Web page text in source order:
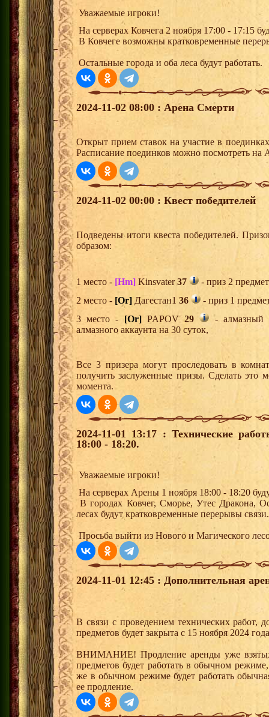
Уважаемые игроки!
На серверах Ковчега 2 ноября 17:00 - 17:15
В Ковчеге возможны кратковременные
Остальные города и оба леса будут работать.
2024-11-02 08:00 : Арена Смерти
Открыт прием ставок на участие в
Расписание поединков можно посмотреть на
2024-11-02 00:00 : Квест победителей
Подведены итоги квеста победителей.
образом:
1 место - [Hm] Kinsvater37
- приз 2
2 место - [Or] Дагестан1 36
- приз 1
3 место - [Or]PAPOV29
- алмазный
алмазного аккаунта на 30 суток,
Все 3 призера могут проследовать в
получить заслуженные призы. Сделать это
момента.
2024-11-01 13:17 : Технические
18:00 - 18:20.
Уважаемые игроки!
На серверах Арены 1 ноября 18:00 - 18:20
В городах Ковчег, Сморье, Утес Дракона,
лесах будут кратковременные перерывы
Просьба выйти из Нового и Магического
2024-11-01 12:45 : Дополнительная
В связи с проведением технических работ,
предметов будет закрыта с 15 ноября 2024
ВНИМАНИЕ! Продление аренды уже
предметов будет работать в обычном
же в обычном режиме будет работать
ее продление.